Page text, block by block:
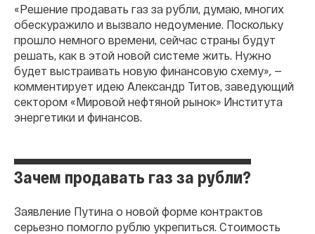
«Решение продавать газ за рубли, думаю, многих
обескуражило и вызвало недоумение. Поскольку
прошло немного времени, сейчас страны будут
решать, как в этой новой системе жить. Нужно
будет выстраивать новую финансовую схему», —
комментирует идею Александр Титов, заведующий
сектором «Мировой нефтяной рынок» Института
энергетики и финансов.
Зачем продавать газ за рубли?
Заявление Путина о новой форме контрактов
серьезно помогло рублю укрепиться. Стоимость